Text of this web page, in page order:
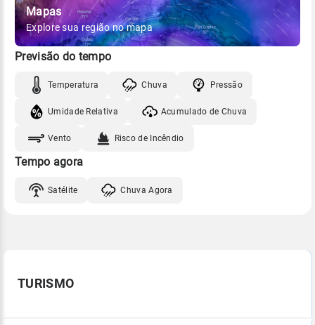
Mapas
Explore sua região no mapa
Previsão do tempo
Temperatura Chuva Pressão
Umidade Relativa Acumulado de Chuva
Vento Risco de Incêndio
Tempo agora
Satélite Chuva Agora
TURISMO